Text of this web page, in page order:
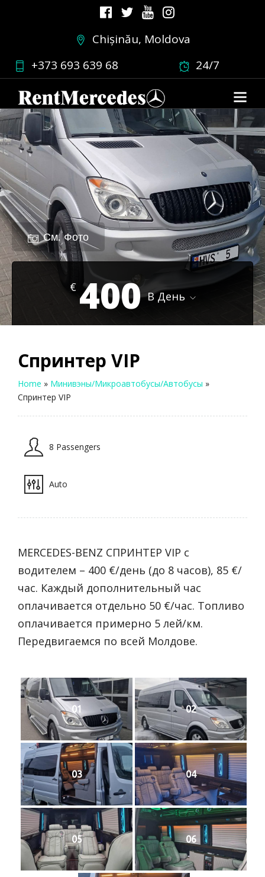
Chișinău, Moldova
+373 693 639 68
24/7
См. Фото
€ 400 В День
Спринтер VIP
Home » Минивэны/Микроавтобусы/Автобусы »
Спринтер VIP
8 Passengers
Auto
MERCEDES-BENZ СПРИНТЕР VIP с
водителем – 400 €/день (до 8 часов), 85 €/
час. Каждый дополнительный час
оплачивается отдельно 50 €/час. Топливо
оплачивается примерно 5 лей/км.
Передвигаемся по всей Молдове.
01 02
03 04
05 06